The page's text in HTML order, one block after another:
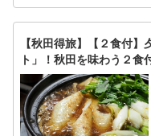
【秋田得旅】【２食付
ト」！秋田を味わう２食